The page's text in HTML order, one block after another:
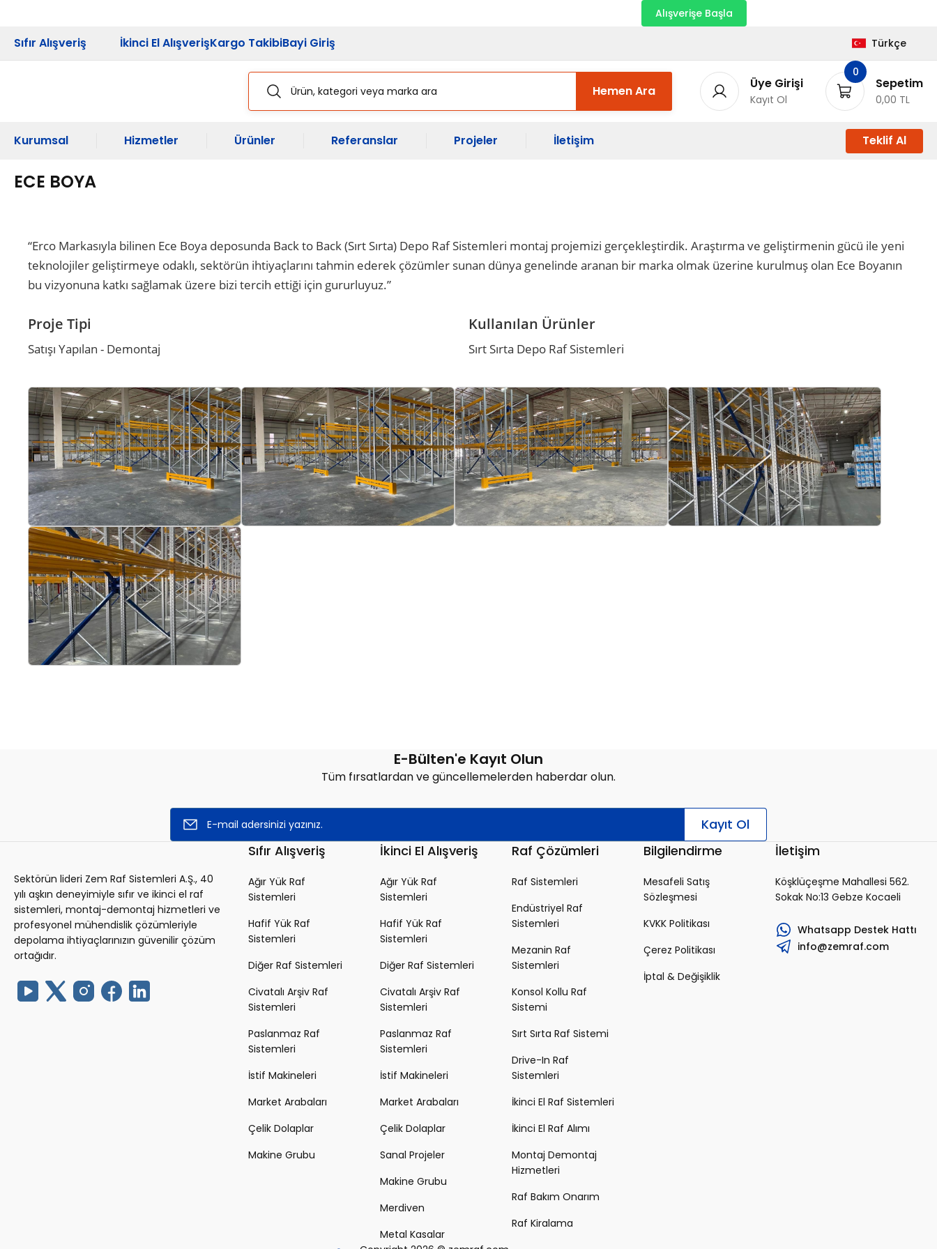
Alışverişe Başla
Sıfır Alışveriş İkinci El AlışverişKargo TakibiBayi Giriş Türkçe
Hemen Ara Üye Girişi
Kayıt Ol
0
Sepetim
0,00 TL
Kurumsal Hizmetler Ürünler Referanslar Projeler İletişim Teklif Al
ECE BOYA
“Erco Markasıyla bilinen Ece Boya deposunda Back to Back (Sırt Sırta) Depo Raf Sistemleri montaj projemizi gerçekleştirdik. Araştırma ve geliştirmenin gücü ile yeni
teknolojiler geliştirmeye odaklı, sektörün ihtiyaçlarını tahmin ederek çözümler sunan dünya genelinde aranan bir marka olmak üzerine kurulmuş olan Ece Boyanın
bu vizyonuna katkı sağlamak üzere bizi tercih ettiği için gururluyuz.”
Proje Tipi
Satışı Yapılan - Demontaj
Kullanılan Ürünler
Sırt Sırta Depo Raf Sistemleri
E-Bülten'e Kayıt Olun
Tüm fırsatlardan ve güncellemelerden haberdar olun.
Kayıt Ol
Sektörün lideri Zem Raf Sistemleri A.Ş., 40
yılı aşkın deneyimiyle sıfır ve ikinci el raf
sistemleri, montaj-demontaj hizmetleri ve
profesyonel mühendislik çözümleriyle
depolama ihtiyaçlarınızın güvenilir çözüm
ortağıdır.
Sıfır Alışveriş
Ağır Yük Raf
Sistemleri
Hafif Yük Raf
Sistemleri
Diğer Raf Sistemleri
Civatalı Arşiv Raf
Sistemleri
Paslanmaz Raf
Sistemleri
İstif Makineleri
Market Arabaları
Çelik Dolaplar
Makine Grubu
İkinci El Alışveriş
Ağır Yük Raf
Sistemleri
Hafif Yük Raf
Sistemleri
Diğer Raf Sistemleri
Civatalı Arşiv Raf
Sistemleri
Paslanmaz Raf
Sistemleri
İstif Makineleri
Market Arabaları
Çelik Dolaplar
Sanal Projeler
Makine Grubu
Merdiven
Metal Kasalar
Raf Çözümleri
Raf Sistemleri
Endüstriyel Raf
Sistemleri
Mezanin Raf
Sistemleri
Konsol Kollu Raf
Sistemi
Sırt Sırta Raf Sistemi
Drive-In Raf
Sistemleri
İkinci El Raf Sistemleri
İkinci El Raf Alımı
Montaj Demontaj
Hizmetleri
Raf Bakım Onarım
Raf Kiralama
Bilgilendirme
Mesafeli Satış
Sözleşmesi
KVKK Politikası
Çerez Politikası
İptal & Değişiklik
İletişim
Köşklüçeşme Mahallesi 562.
Sokak No:13 Gebze Kocaeli
Whatsapp Destek Hattı
info@zemraf.com